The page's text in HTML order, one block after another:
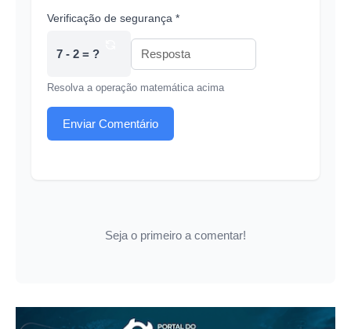
Verificação de segurança *
7 - 2 = ?
Resolva a operação matemática acima
Enviar Comentário
Seja o primeiro a comentar!